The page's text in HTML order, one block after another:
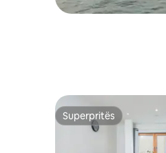
Superpritës
Superpritës